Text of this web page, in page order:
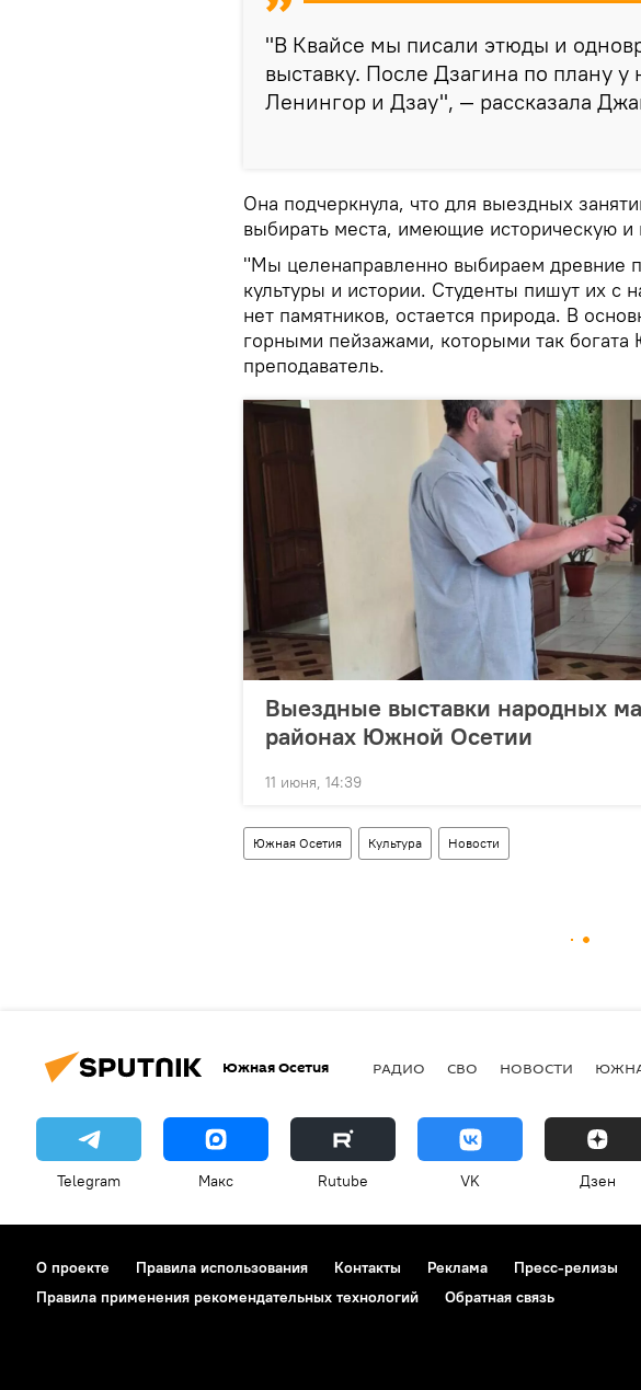
"В Квайсе мы писали этюды и
выставку. После Дзагина по плану у
Ленингор и Дзау", — рассказала
Она подчеркнула, что для выездных
выбирать места, имеющие историческую и
"Мы целенаправленно выбираем древние
культуры и истории. Студенты пишут их с
нет памятников, остается природа. В
горными пейзажами, которыми так
преподаватель.
Выездные выставки народных
районах Южной Осетии
11 июня, 14:39
Южная Осетия Культура Новости
Южная Осетия РАДИО СВО НОВОСТИ
Telegram Макс Rutube VK Дзен
О проекте Правила использования Контакты Реклама Пресс-релизы
Правила применения рекомендательных технологий
Обратная связь